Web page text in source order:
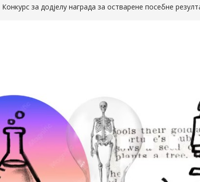
Конкурс за додјелу награда за остварене посебне